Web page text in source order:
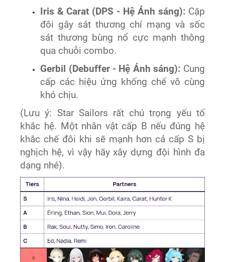
Iris & Carat (DPS - Hệ Ánh sáng): Cặp
đôi gây sát thương chí mạng và sốc
sát thương bùng nổ cực mạnh thông
qua chuỗi combo.
Gerbil (Debuffer - Hệ Ánh sáng): Cung
cấp các hiệu ứng khống chế vô cùng
khó chịu.
(Lưu ý: Star Sailors rất chú trọng yếu tố
khắc hệ. Một nhân vật cấp B nếu đúng hệ
khắc chế đôi khi sẽ mạnh hơn cả cấp S bị
nghịch hệ, vì vậy hãy xây dựng đội hình đa
dạng nhé).